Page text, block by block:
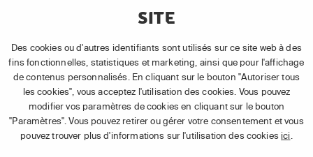
SITE
Des cookies ou d'autres identifiants sont utilisés sur ce site web à des
fins fonctionnelles, statistiques et marketing, ainsi que pour l'affichage
de contenus personnalisés. En cliquant sur le bouton "Autoriser tous
les cookies", vous acceptez l'utilisation des cookies. Vous pouvez
modifier vos paramètres de cookies en cliquant sur le bouton
"Paramètres". Vous pouvez retirer ou gérer votre consentement et vous
pouvez trouver plus d'informations sur l'utilisation des cookies ici
souscription à un abonnement APP TV Basic.
(2) Prix de l'abonnement : TVA comprise, hors promotion, hors frais
uniques d'activation, hors frais de matériel et hors frais d'installation.
(3) Restart & Replay:Voir toutes les chaînes disposant de cette
fonctionnalité.